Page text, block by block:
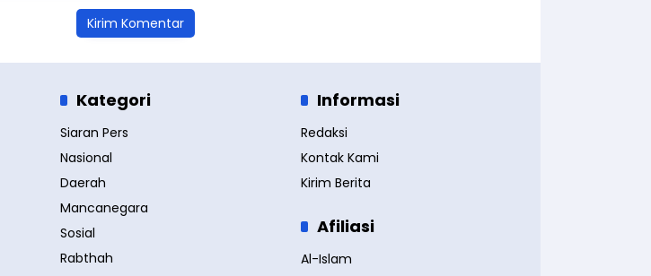
Kategori
Siaran Pers
Nasional
Daerah
Mancanegara
Sosial
Rabthah
Informasi
Redaksi
Kontak Kami
Kirim Berita
Afiliasi
Al-Islam